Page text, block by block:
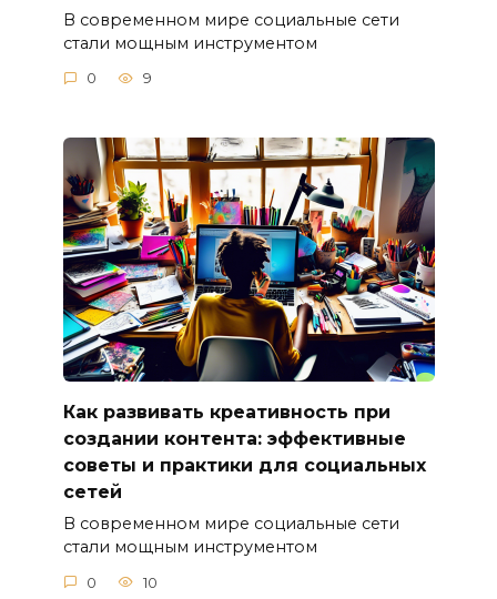
В современном мире социальные сети
стали мощным инструментом
0 9
Как развивать креативность при
создании контента: эффективные
советы и практики для социальных
сетей
В современном мире социальные сети
стали мощным инструментом
0 10